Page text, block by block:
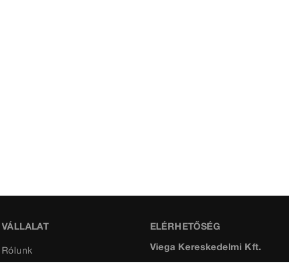
VÁLLALAT
Rólunk
ELÉRHETŐSÉG
Viega Kereskedelmi Kft.